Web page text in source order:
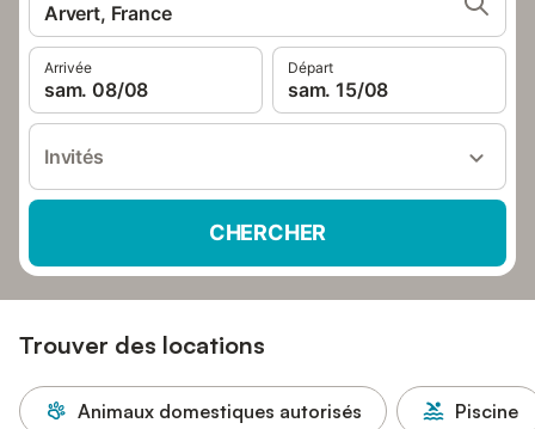
Arvert, France
Arrivée
sam. 08/08
Départ
sam. 15/08
Invités
CHERCHER
Trouver des locations
Animaux domestiques autorisés Piscine